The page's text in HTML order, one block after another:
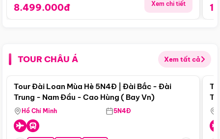
8.499.000đ Xem chi tiết
TOUR CHÂU Á Xem tất cả
Điểm nổi bật
Tour Đài Loan Mùa Hè 5N4Đ | Đài Bắc - Đài
Trung - Nam Đầu - Cao Hùng ( Bay Vn)
Hồ Chí Minh 5N4Đ